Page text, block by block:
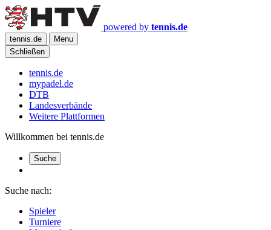
powered by tennis.de
tennis.de
Menu
Schließen
tennis.de
mypadel.de
DTB
Landesverbände
Weitere Plattformen
Willkommen bei tennis.de
Suche
Suche nach:
Spieler
Turniere